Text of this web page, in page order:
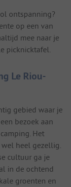
ontspanning?
op een van
mee naar je
picknicktafel.
Le Riou-
gebied waar je
bezoek aan
Het
heel gezellig.
cultuur ga je
in de ochtend
groenten en